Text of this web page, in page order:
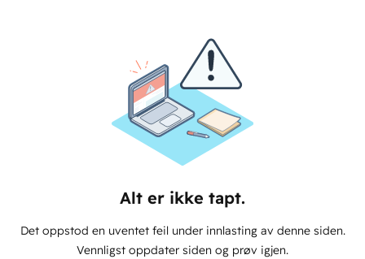
Alt er ikke tapt.
Det oppstod en uventet feil under innlasting av denne siden.
Vennligst oppdater siden og prøv igjen.